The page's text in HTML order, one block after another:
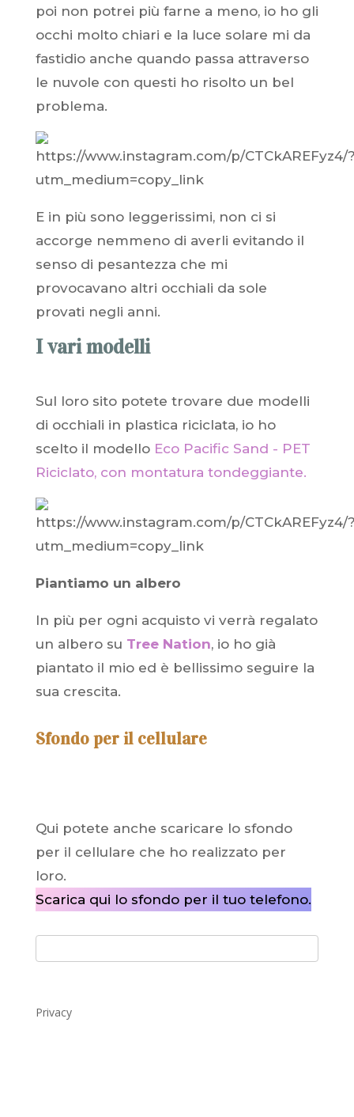
poi non potrei più farne a meno, io ho gli
occhi molto chiari e la luce solare mi da
fastidio anche quando passa attraverso
le nuvole con questi ho risolto un bel
problema.
E in più sono leggerissimi, non ci si
accorge nemmeno di averli evitando il
senso di pesantezza che mi
provocavano altri occhiali da sole
provati negli anni.
I vari modelli
Sul loro sito potete trovare due modelli
di occhiali in plastica riciclata, io ho
scelto il modello Eco Pacific Sand - PET
Riciclato, con montatura tondeggiante.
Piantiamo un albero
In più per ogni acquisto vi verrà regalato
un albero su Tree Nation, io ho già
piantato il mio ed è bellissimo seguire la
sua crescita.
Sfondo per il cellulare
Qui potete anche scaricare lo sfondo
per il cellulare che ho realizzato per
loro.
Scarica qui lo sfondo per il tuo telefono.
Privacy